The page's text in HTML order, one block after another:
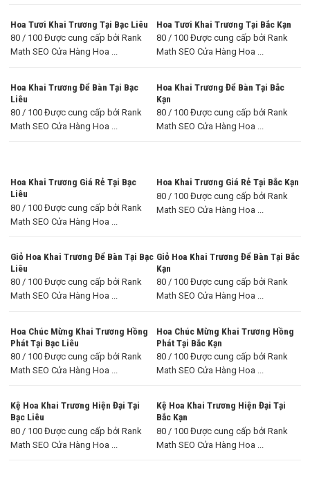
Hoa Tươi Khai Trương Tại Bạc Liêu
80 / 100 Được cung cấp bởi Rank
Math SEO Cửa Hàng Hoa ...
Hoa Tươi Khai Trương Tại Bắc Kạn
80 / 100 Được cung cấp bởi Rank
Math SEO Cửa Hàng Hoa ...
Hoa Khai Trương Để Bàn Tại Bạc
Liêu
80 / 100 Được cung cấp bởi Rank
Math SEO Cửa Hàng Hoa ...
Hoa Khai Trương Để Bàn Tại Bắc
Kạn
80 / 100 Được cung cấp bởi Rank
Math SEO Cửa Hàng Hoa ...
Hoa Khai Trương Giá Rẻ Tại Bạc
Liêu
80 / 100 Được cung cấp bởi Rank
Math SEO Cửa Hàng Hoa ...
Hoa Khai Trương Giá Rẻ Tại Bắc Kạn
80 / 100 Được cung cấp bởi Rank
Math SEO Cửa Hàng Hoa ...
Giỏ Hoa Khai Trương Để Bàn Tại Bạc
Liêu
80 / 100 Được cung cấp bởi Rank
Math SEO Cửa Hàng Hoa ...
Giỏ Hoa Khai Trương Để Bàn Tại Bắc
Kạn
80 / 100 Được cung cấp bởi Rank
Math SEO Cửa Hàng Hoa ...
Hoa Chúc Mừng Khai Trương Hồng
Phát Tại Bạc Liêu
80 / 100 Được cung cấp bởi Rank
Math SEO Cửa Hàng Hoa ...
Hoa Chúc Mừng Khai Trương Hồng
Phát Tại Bắc Kạn
80 / 100 Được cung cấp bởi Rank
Math SEO Cửa Hàng Hoa ...
Kệ Hoa Khai Trương Hiện Đại Tại
Bạc Liêu
80 / 100 Được cung cấp bởi Rank
Math SEO Cửa Hàng Hoa ...
Kệ Hoa Khai Trương Hiện Đại Tại
Bắc Kạn
80 / 100 Được cung cấp bởi Rank
Math SEO Cửa Hàng Hoa ...